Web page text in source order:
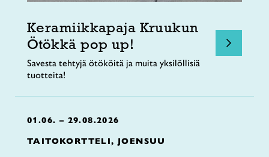
Keramiikkapaja Kruukun
Ötökkä pop up!
Savesta tehtyjä ötököitä ja muita yksilöllisiä
tuotteita!
01.06. – 29.08.2026
TAITOKORTTELI, JOENSUU